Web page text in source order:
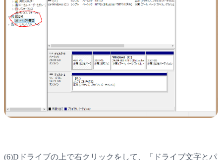
(6)Dドライブの上で右クリックをして、「ドライブ文字とパ